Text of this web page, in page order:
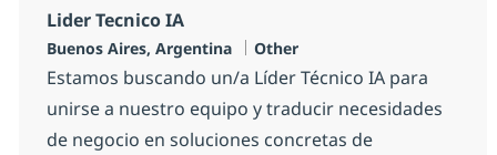
Lider Tecnico IA
Localização
Buenos Aires, Argentina Categoria
Other
Estamos buscando un/a Líder Técnico IA para
unirse a nuestro equipo y traducir necesidades
de negocio en soluciones concretas de